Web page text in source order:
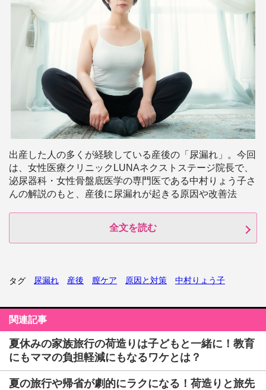
出産した人の多くが経験している産後の「尿漏れ」。今回
は、女性医療クリニックLUNAネクストステージ院長で、
泌尿器科・女性骨盤底医学の専門医である中村りょう子さ
んの解説のもと、産後に尿漏れが起きる原因や改善法
全文を読む
タグ 尿漏れ 産後 膣ケア 原因と対策 中村りょう子
関連記事
夏休みの家族旅行の荷造りは子どもと一緒に！教育
にもママの負担軽減にもなるワケとは？
夏の旅行や帰省が劇的にラクになる！荷造りと旅先